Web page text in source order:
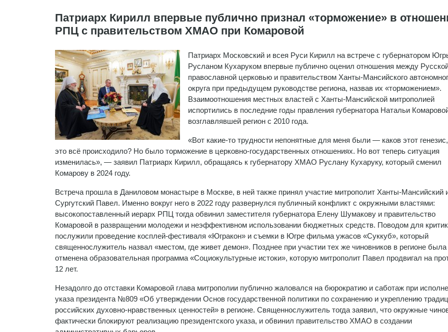
Патриарх Кирилл впервые публично признал «торможение» в
РПЦ с правительством ХМАО при Комаровой
Патриарх Московский и всея Руси Кирилл на встрече с губернатором
Русланом Кухаруком впервые публично оценил отношения между
православной церковью и правительством Ханты-Мансийского
округа при предыдущем руководстве региона, назвав их «торможением».
Взаимоотношения местных властей с Ханты-Мансийской митрополией
испортились в последние годы правления губернатора Натальи
возглавлявшей регион с 2010 года.
«Вот какие-то трудности непонятные для меня были — каков этот
это всё происходило? Но было торможение в церковно-государственных отношениях. Но вот теперь ситуация
изменилась», — заявил Патриарх Кирилл, обращаясь к губернатору ХМАО Руслану Кухаруку, который сменил
Комарову в 2024 году.
Встреча прошла в Даниловом монастыре в Москве, в ней также принял участие митрополит Ханты-Мансийский
Сургутский Павел. Именно вокруг него в 2022 году развернулся публичный конфликт с окружными властями:
высокопоставленный иерарх РПЦ тогда обвинил заместителя губернатора Елену Шумакову и правительство
Комаровой в развращении молодежи и неэффективном использовании бюджетных средств. Поводом для
послужили проведение косплей-фестиваля «Югракон» и съемки в Югре фильма ужасов «Суккуб», который
священнослужитель назвал «местом, где живет демон». Позднее при участии тех же чиновников в регионе была
отменена образовательная программа «Социокультурные истоки», которую митрополит Павел продвигал на
12 лет.
Незадолго до отставки Комаровой глава митрополии публично жаловался на бюрократию и саботаж при
указа президента №809 «Об утверждении Основ государственной политики по сохранению и укреплению
российских духовно-нравственных ценностей» в регионе. Священнослужитель тогда заявил, что окружные
фактически блокируют реализацию президентского указа, и обвинил правительство ХМАО в создании